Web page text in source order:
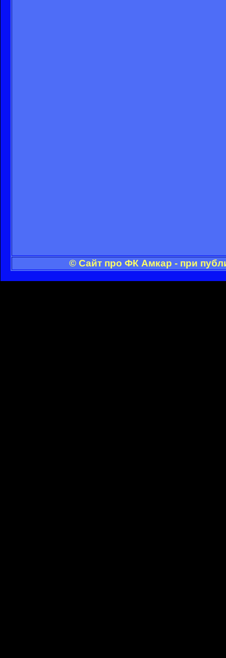
© Сайт про ФК Амкар - при